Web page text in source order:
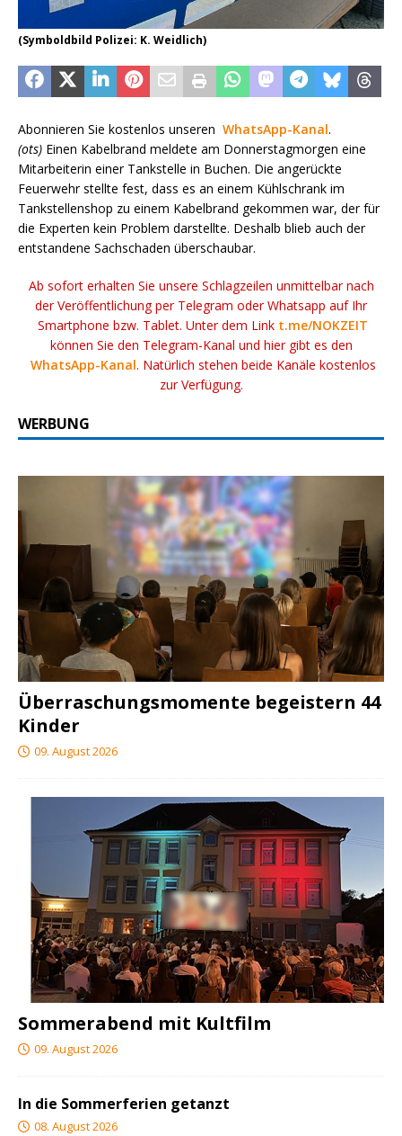
(Symboldbild Polizei: K. Weidlich)
Abonnieren Sie kostenlos unseren WhatsApp-Kanal.
(ots) Einen Kabelbrand meldete am Donnerstagmorgen eine
Mitarbeiterin einer Tankstelle in Buchen. Die angerückte
Feuerwehr stellte fest, dass es an einem Kühlschrank im
Tankstellenshop zu einem Kabelbrand gekommen war, der für
die Experten kein Problem darstellte. Deshalb blieb auch der
entstandene Sachschaden überschaubar.
Ab sofort erhalten Sie unsere Schlagzeilen unmittelbar nach
der Veröffentlichung per Telegram oder Whatsapp auf Ihr
Smartphone bzw. Tablet. Unter dem Link t.me/NOKZEIT
können Sie den Telegram-Kanal und hier gibt es den
WhatsApp-Kanal. Natürlich stehen beide Kanäle kostenlos
zur Verfügung.
WERBUNG
Überraschungsmomente begeistern 44
Kinder
09. August 2026
Sommerabend mit Kultfilm
09. August 2026
In die Sommerferien getanzt
08. August 2026